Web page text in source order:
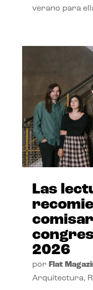
verano para
Las
2026
por Flat
Arquitectura,